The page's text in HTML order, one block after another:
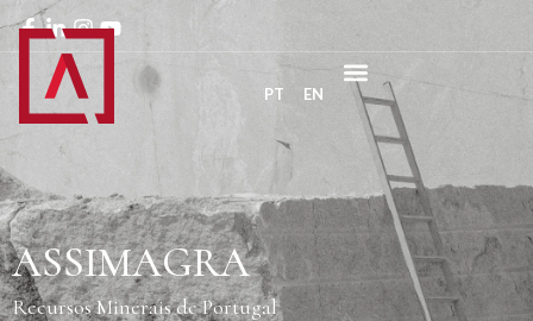
PT EN
ASSIMAGRA
Recursos Minerais de Portugal